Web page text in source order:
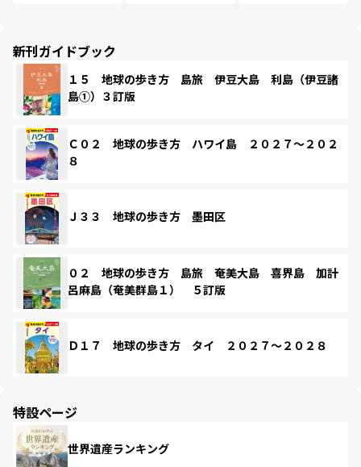
新刊ガイドブック
１５ 地球の歩き方 島旅 伊豆大島 利島（伊豆諸
島①）３訂版
Ｃ０２ 地球の歩き方 ハワイ島 ２０２７～２０２
８
Ｊ３３ 地球の歩き方 墨田区
０２ 地球の歩き方 島旅 奄美大島 喜界島 加計
呂麻島（奄美群島１） ５訂版
Ｄ１７ 地球の歩き方 タイ ２０２７～２０２８
特設ページ
世界遺産ランキング